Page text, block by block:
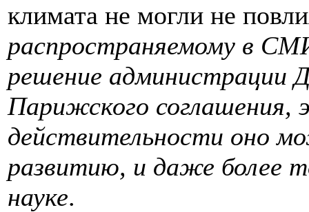
климата не могли не
распространяемому в
решение администрации
Парижского соглашения,
действительности оно
развитию, и даже более
науке.